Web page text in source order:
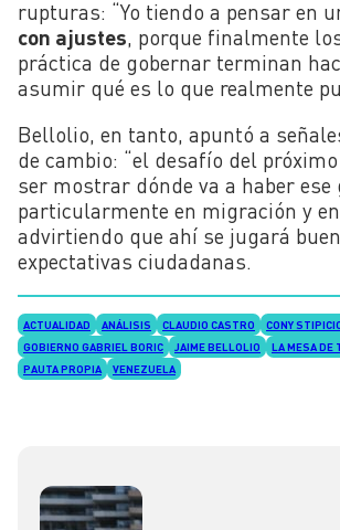
rupturas: “Yo tiendo a pensar en
con ajustes , porque finalmente
práctica de gobernar terminan
asumir qué es lo que realmente
Bellolio, en tanto, apuntó a
de cambio: “el desafío del
ser mostrar dónde va a haber ese
particularmente en migración y
advirtiendo que ahí se jugará
expectativas ciudadanas.
ACTUALIDAD ANÁLISIS CLAUDIO CASTRO
CONY
GOBIERNO GABRIEL BORIC
JAIME BELLOLIO LA MESA DE
PAUTA PROPIA
VENEZUELA